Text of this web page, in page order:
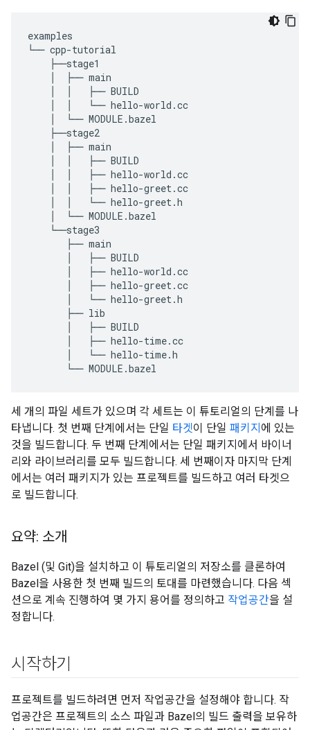
examples
└── cpp-tutorial
    ├──stage1
    │  ├── main
    │  │   ├── BUILD
    │  │   └── hello-world.cc
    │  └── MODULE.bazel
    ├──stage2
    │  ├── main
    │  │   ├── BUILD
    │  │   ├── hello-world.cc
    │  │   ├── hello-greet.cc
    │  │   └── hello-greet.h
    │  └── MODULE.bazel
    └──stage3
       ├── main
       │   ├── BUILD
       │   ├── hello-world.cc
       │   ├── hello-greet.cc
       │   └── hello-greet.h
       ├── lib
       │   ├── BUILD
       │   ├── hello-time.cc
       │   └── hello-time.h
세 개의 파일 세트가 있으며 각 세트는 이 튜토리얼의 단계를 나
타냅니다. 첫 번째 단계에서는 단일 타겟이 단일 패키지 에 있는
것을 빌드합니다. 두 번째 단계에서는 단일 패키지에서 바이너
리와 라이브러리를 모두 빌드합니다. 세 번째이자 마지막 단계
에서는 여러 패키지가 있는 프로젝트를 빌드하고 여러 타겟으
로 빌드합니다.
요약: 소개
Bazel (및 Git)을 설치하고 이 튜토리얼의 저장소를 클론하여
Bazel을 사용한 첫 번째 빌드의 토대를 마련했습니다. 다음 섹
션으로 계속 진행하여 몇 가지 용어를 정의하고 작업공간을 설
정합니다.
시작하기
프로젝트를 빌드하려면 먼저 작업공간을 설정해야 합니다. 작
업공간은 프로젝트의 소스 파일과 Bazel의 빌드 출력을 보유하